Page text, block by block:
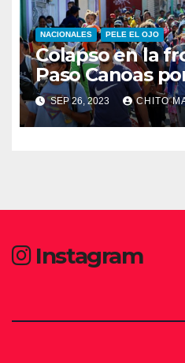
NACIONALES PELE EL OJO
Colapso en la
Paso Canoas
la llegada de
SEP 26, 2023 CHITO
Instagram